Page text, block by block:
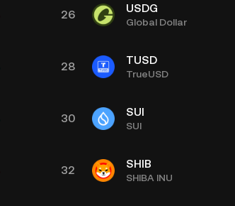
26 USDG
Global Dollar
28 TUSD
TrueUSD
30 SUI
SUI
32 SHIB
SHIBA INU